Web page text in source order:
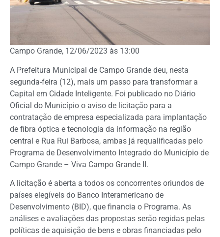
Campo Grande, 12/06/2023 às 13:00
A Prefeitura Municipal de Campo Grande deu, nesta
segunda-feira (12), mais um passo para transformar a
Capital em Cidade Inteligente. Foi publicado no Diário
Oficial do Município o aviso de licitação para a
contratação de empresa especializada para implantação
de fibra óptica e tecnologia da informação na região
central e Rua Rui Barbosa, ambas já requalificadas pelo
Programa de Desenvolvimento Integrado do Município de
Campo Grande – Viva Campo Grande II.
A licitação é aberta a todos os concorrentes oriundos de
países elegíveis do Banco Interamericano de
Desenvolvimento (BID), que financia o Programa. As
análises e avaliações das propostas serão regidas pelas
políticas de aquisição de bens e obras financiadas pelo